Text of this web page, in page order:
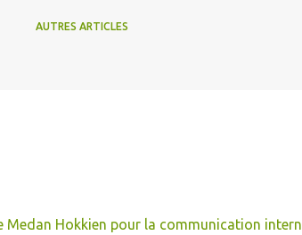
AUTRES ARTICLES
Medan Hokkien pour la communication